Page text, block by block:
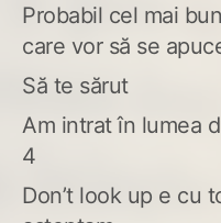
Probabil cel mai
care vor să se
Să te sărut
Am intrat în lumea
4
Don’t look up e cu